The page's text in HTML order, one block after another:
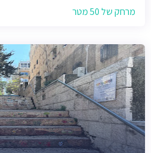
מרחק של 50 מטר